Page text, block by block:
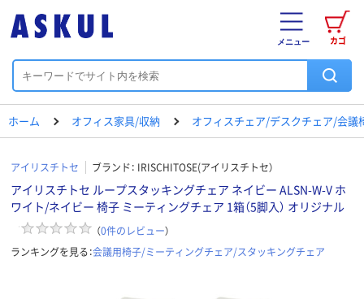
カゴ
メニュー
ホーム オフィス家具/収納 オフィスチェア/デスクチェア/会議
アイリスチトセ ブランド： IRISCHITOSE(アイリスチトセ）
アイリスチトセ ループスタッキングチェア ネイビー ALSN-W-V ホ
ワイト/ネイビー 椅子 ミーティングチェア 1箱（5脚入） オリジナル
（0件のレビュー）
ランキングを見る：会議用椅子/ミーティングチェア/スタッキングチェア